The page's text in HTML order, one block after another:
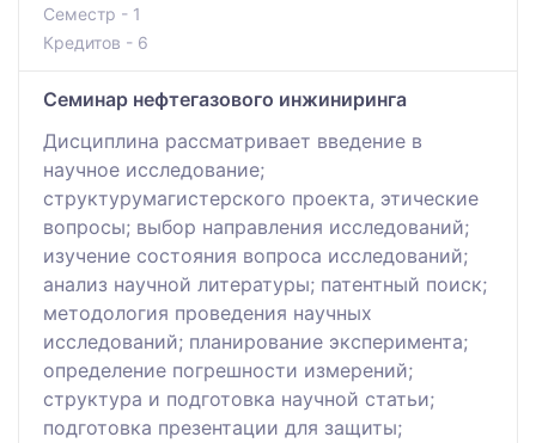
Семестр - 1
Кредитов - 6
Семинар нефтегазового инжиниринга
Дисциплина рассматривает введение в
научное исследование;
структурумагистерского проекта, этические
вопросы; выбор направления исследований;
изучение состояния вопроса исследований;
анализ научной литературы; патентный поиск;
методология проведения научных
исследований; планирование эксперимента;
определение погрешности измерений;
структура и подготовка научной статьи;
подготовка презентации для защиты;